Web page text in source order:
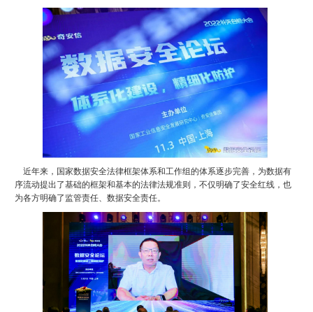
近年来，国家数据安全法律框架体系和工作组的体系逐步完善，为数据有
序流动提出了基础的框架和基本的法律法规准则，不仅明确了安全红线，也
为各方明确了监管责任、数据安全责任。